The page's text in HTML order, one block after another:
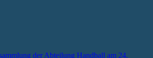
der Abteilung Handball am 24.